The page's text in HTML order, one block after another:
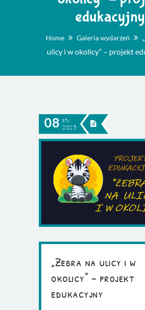
edukacyjny
Home Galeria wydarzeń
ulicy i w okolicy” – projekt
08 sty
2025
„Zebra na ulicy i w
okolicy” – projekt
edukacyjny